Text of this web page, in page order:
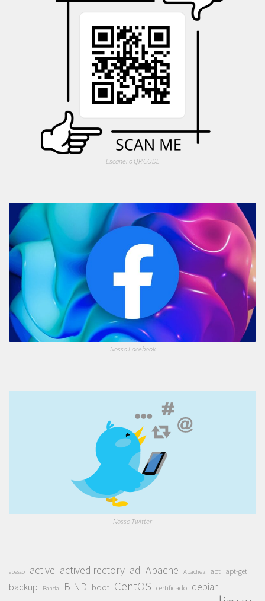
Escanei o QR CODE
Nosso Facebook
Nosso Twitter
acesso active activedirectory ad Apache Apache2 apt apt-get
backup Banda BIND boot CentOS certificado debian